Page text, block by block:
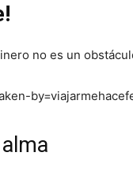
no es un